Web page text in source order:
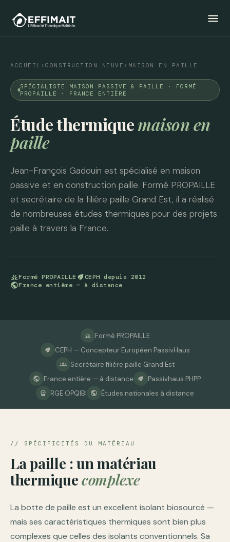
menu
ACCUEIL › CONSTRUCTION NEUVE › MAISON EN PAILLE
SPÉCIALISTE MAISON PASSIVE & PAILLE · FORMÉ
PROPAILLE · FRANCE ENTIÈRE
Étude thermiquemaison en
paille
Jean-François Gadouin est spécialisé en maison
passive et en construction paille. Formé PROPAILLE
et secrétaire de la filière paille Grand Est, il a réalisé
de nombreuses études thermiques pour des projets
paille à travers la France.
grassFormé PROPAILLE ecoCEPH depuis 2012
publicFrance entière — à distance
grass Formé PROPAILLE
eco CEPH — Concepteur Européen PassivHaus
groups Secrétaire filière paille Grand Est
public France entière — à distance eco Passivhaus PHPP
workspace_premium RGE OPQIBI public Études nationales à distance
// SPÉCIFICITÉS DU MATÉRIAU
La paille : un matériau
thermiquecomplexe
La botte de paille est un excellent isolant biosourcé —
mais ses caractéristiques thermiques sont bien plus
complexes que celles des isolants conventionnels. Sa